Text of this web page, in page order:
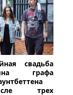
свадьба
графа
трех